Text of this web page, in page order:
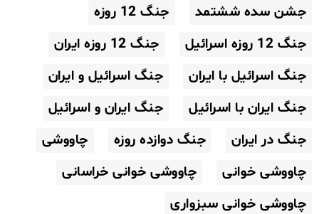
جشن سده ششتمد
جنگ 12 روزه
جنگ 12 روزه اسرائیل
جنگ 12 روزه ایران
جنگ اسرائیل با ایران
جنگ اسرائیل و ایران
جنگ ایران با اسرائیل
جنگ ایران و اسرائیل
جنگ در ایران
جنگ دوازده روزه
چاووشی
چاووشی خوانی
چاووشی خوانی خراسانی
چاووشی خوانی سبزواری